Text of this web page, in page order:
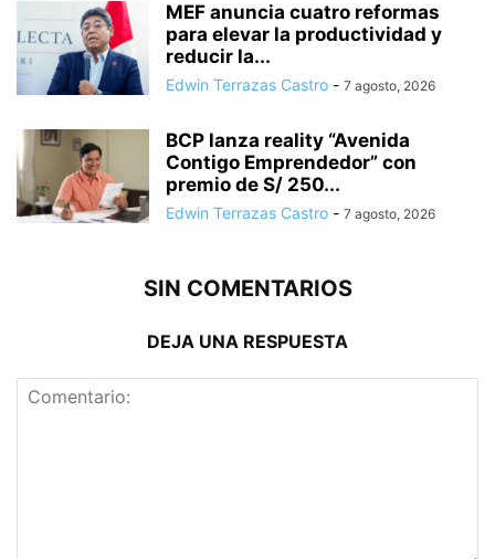
MEF anuncia cuatro reformas
para elevar la productividad y
reducir la...
Edwin Terrazas Castro - 7 agosto, 2026
BCP lanza reality “Avenida
Contigo Emprendedor” con
premio de S/ 250...
Edwin Terrazas Castro - 7 agosto, 2026
SIN COMENTARIOS
DEJA UNA RESPUESTA